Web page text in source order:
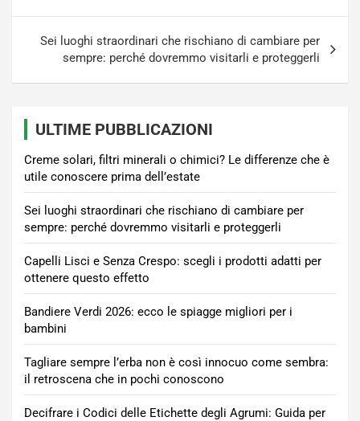
Sei luoghi straordinari che rischiano di cambiare per
sempre: perché dovremmo visitarli e proteggerli
ULTIME PUBBLICAZIONI
Creme solari, filtri minerali o chimici? Le differenze che è
utile conoscere prima dell’estate
Sei luoghi straordinari che rischiano di cambiare per
sempre: perché dovremmo visitarli e proteggerli
Capelli Lisci e Senza Crespo: scegli i prodotti adatti per
ottenere questo effetto
Bandiere Verdi 2026: ecco le spiagge migliori per i
bambini
Tagliare sempre l’erba non è così innocuo come sembra:
il retroscena che in pochi conoscono
Decifrare i Codici delle Etichette degli Agrumi: Guida per